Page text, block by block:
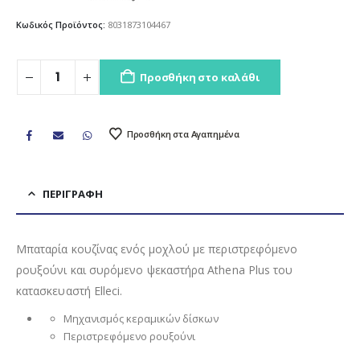
Κωδικός Προϊόντος: 8031873104467
Προσθήκη στο καλάθι
Προσθήκη στα Αγαπημένα
ΠΕΡΙΓΡΑΦΉ
Μπαταρία κουζίνας ενός μοχλού με περιστρεφόμενο
ρουξούνι και συρόμενο ψεκαστήρα Athena Plus του
κατασκευαστή Elleci.
Μηχανισμός κεραμικών δίσκων
Περιστρεφόμενο ρουξούνι